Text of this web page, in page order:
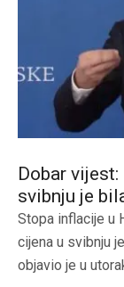
Dobar
svibnju je
Stopa inflacije u
cijena u svibnju
objavio je u